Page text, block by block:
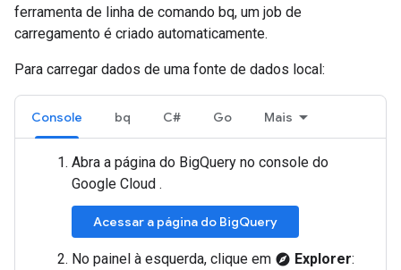
ferramenta de linha de comando bq, um job de
carregamento é criado automaticamente.
Para carregar dados de uma fonte de dados local:
Console bq C# Go Mais
Abra a página do BigQuery no console do
Google Cloud .
Acessar a página do BigQuery
No painel à esquerda, clique em explore Explorer: